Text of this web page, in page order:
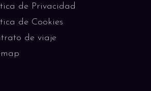
de Privacidad
de Cookies
de viaje